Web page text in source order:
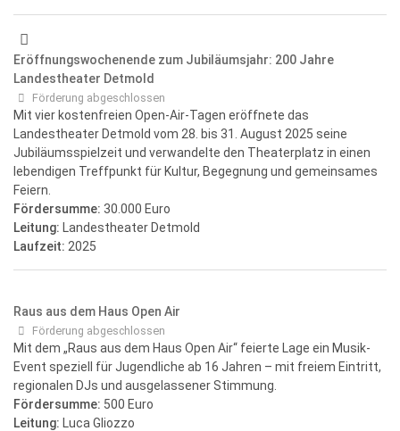
Eröffnungswochenende zum Jubiläumsjahr: 200 Jahre
Landestheater Detmold
Förderung abgeschlossen
Mit vier kostenfreien Open-Air-Tagen eröffnete das
Landestheater Detmold vom 28. bis 31. August 2025 seine
Jubiläumsspielzeit und verwandelte den Theaterplatz in einen
lebendigen Treffpunkt für Kultur, Begegnung und gemeinsames
Feiern.
Fördersumme: 30.000 Euro
Leitung: Landestheater Detmold
Laufzeit: 2025
Raus aus dem Haus Open Air
Förderung abgeschlossen
Mit dem „Raus aus dem Haus Open Air“ feierte Lage ein Musik-
Event speziell für Jugendliche ab 16 Jahren – mit freiem Eintritt,
regionalen DJs und ausgelassener Stimmung.
Fördersumme: 500 Euro
Leitung: Luca Gliozzo